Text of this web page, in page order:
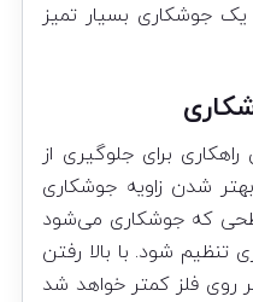
جوشکاری بسیار تمیز
برای جلوگیری از
شدن زاویه جوشکاری
که جوشکاری می‌شود
تنظیم شود. با بالا رفتن
روی فلز کمتر خواهد شد